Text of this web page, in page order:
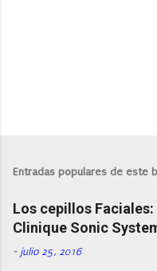
l
a
r
n
Entradas populares de este
Los cepillos
Clinique Sonic
- julio 25, 2016